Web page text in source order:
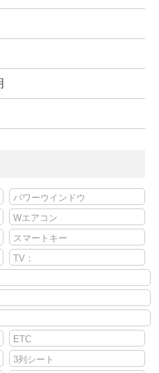
パワーウインドウ
Wエアコン
スマートキー
TV：
ETC
3列シート